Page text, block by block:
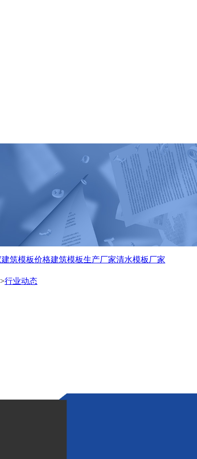
建筑模板价格建筑模板生产厂家清水模板厂家
>行业动态